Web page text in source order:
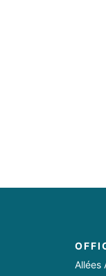
Allées